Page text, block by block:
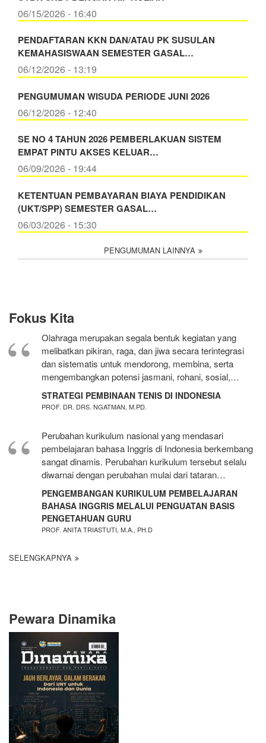
06/15/2026 - 16:40
PENDAFTARAN KKN DAN/ATAU PK SUSULAN
KEMAHASISWAAN SEMESTER GASAL…
06/12/2026 - 13:19
PENGUMUMAN WISUDA PERIODE JUNI 2026
06/12/2026 - 12:40
SE NO 4 TAHUN 2026 PEMBERLAKUAN SISTEM
EMPAT PINTU AKSES KELUAR…
06/09/2026 - 19:44
KETENTUAN PEMBAYARAN BIAYA PENDIDIKAN
(UKT/SPP) SEMESTER GASAL…
06/03/2026 - 15:30
PENGUMUMAN LAINNYA
Fokus Kita
Olahraga merupakan segala bentuk kegiatan yang
melibatkan pikiran, raga, dan jiwa secara terintegrasi
dan sistematis untuk mendorong, membina, serta
mengembangkan potensi jasmani, rohani, sosial,…
STRATEGI PEMBINAAN TENIS DI INDONESIA
PROF. DR. DRS. NGATMAN, M.PD.
Perubahan kurikulum nasional yang mendasari
pembelajaran bahasa Inggris di Indonesia berkembang
sangat dinamis. Perubahan kurikulum tersebut selalu
diwarnai dengan perubahan mulai dari tataran…
PENGEMBANGAN KURIKULUM PEMBELAJARAN
BAHASA INGGRIS MELALUI PENGUATAN BASIS
PENGETAHUAN GURU
PROF. ANITA TRIASTUTI, M.A., PH.D
SELENGKAPNYA
Pewara Dinamika